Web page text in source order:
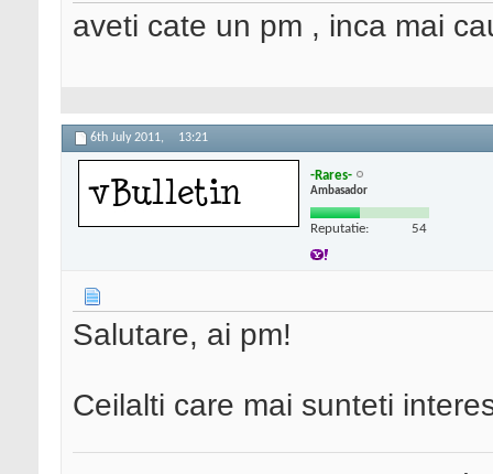
aveti cate un pm , inca mai
6th July 2011, 13:21
-Rares-
Ambasador
Reputatie: 54
Salutare, ai pm!
Ceilalti care mai sunteti